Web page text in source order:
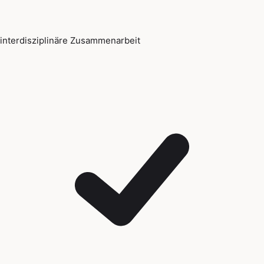
interdisziplinäre Zusammenarbeit